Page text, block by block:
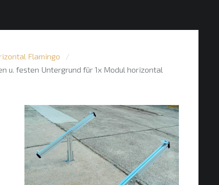
Flamingo
u. festen Untergrund für 1x Modul horizontal